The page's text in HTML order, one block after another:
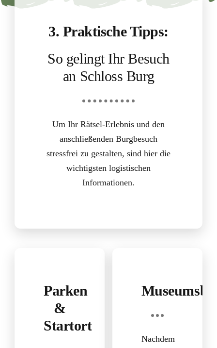
3. Praktische Tipps:
So gelingt Ihr Besuch
an Schloss Burg
Um Ihr Rätsel-Erlebnis und den
anschließenden Burgbesuch
stressfrei zu gestalten, sind hier die
wichtigsten logistischen
Informationen.
Parken
&
Startort
Nachdem